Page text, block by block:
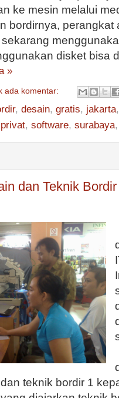
ke mesin melalui
bordirnya, perangkat
disket bisa
»
ada komentar:
, desain, gratis, jakarta
privat, software, surabaya
dan Teknik
teknik bordir 1